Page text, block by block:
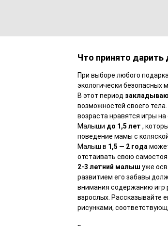
Что принято дарить
При выборе любого
экологически безопасных
В этот период
возможностей своего
возраста нравятся игры
Малыши до 1,5 лет ,
поведение мамы с
Малыш в 1,5 — 2 года
отстаивать свою
2-3 летний малыш уже
развитием его забавы
внимания содержанию игр
взрослых. Рассказывайте
рисунками,